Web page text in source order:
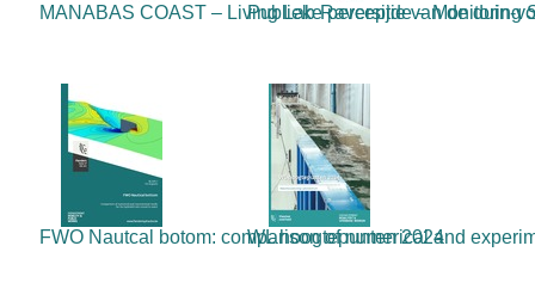
MANABAS COAST – Living Lab Raversijde – Monitoring
Publieke perceptie van de duin-
FWO Nautcal botom: comparison of numerical and
WL hoogtepunten 2024